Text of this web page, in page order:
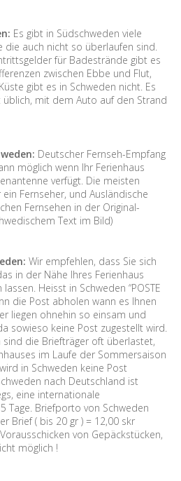
Es gibt in Südschweden viele
die auch nicht so überlaufen sind.
für Badestrände gibt es
zwischen Ebbe und Flut,
gibt es in Schweden nicht. Es
üblich, mit dem Auto auf den Strand
Deutscher Fernseh-Empfang
möglich wenn Ihr Ferienhaus
verfügt. Die meisten
Fernseher, und Ausländische
Fernsehen in der Original-
Text im Bild)
Wir empfehlen, dass Sie sich
in der Nähe Ihres Ferienhaus
Heisst in Schweden “POSTE
die Post abholen wann es Ihnen
liegen ohnehin so einsam und
sowieso keine Post zugestellt wird.
die Briefträger oft überlastet,
im Laufe der Sommersaison
in Schweden keine Post
nach Deutschland ist
eine internationale
Tage. Briefporto von Schweden
Brief ( bis 20 gr ) = 12,00 skr
von Gepäckstücken,
möglich !